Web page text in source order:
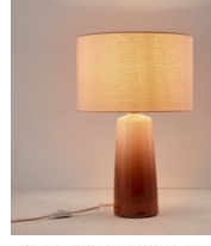
descuento